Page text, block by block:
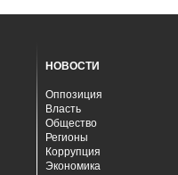
НОВОСТИ
Оппозиция
Власть
Общество
Регионы
Коррупция
Экономика